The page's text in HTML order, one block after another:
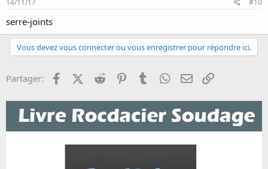
14/11/17 #10
serre-joints
Vous devez vous connecter ou vous enregistrer pour répondre ici.
Partager: FacebookX (Twitter)
Reddit PinterestTumblr WhatsApp
Email